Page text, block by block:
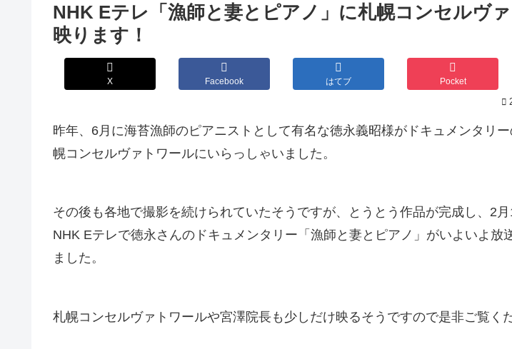
NHK Eテレ「漁師と妻とピアノ」に札幌コンセルヴ
映ります！
X Facebook はてブ Pocket
昨年、6月に海苔漁師のピアニストとして有名な徳永義昭様がドキュメンタリ
幌コンセルヴァトワールにいらっしゃいました。
その後も各地で撮影を続けられていたそうですが、とうとう作品が完成し、2
NHK Eテレで徳永さんのドキュメンタリー「漁師と妻とピアノ」がいよいよ放
ました。
札幌コンセルヴァトワールや宮澤院長も少しだけ映るそうですので是非ご覧く